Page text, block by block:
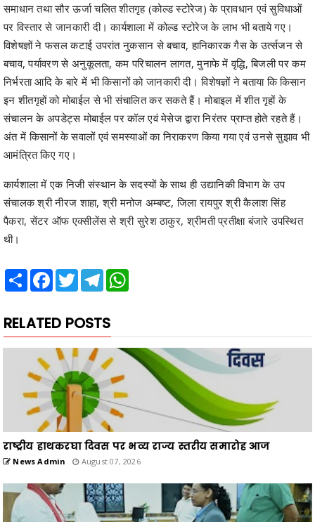
समाधान तथा सौर ऊर्जा चलित शीतगृह (कोल्ड स्टोरेज) के प्रावधान एवं सुविधाओं
पर विस्तार से जानकारी दी। कार्यशाला में कोल्ड स्टोरेज के लाभ भी बताये गए।
विशेषज्ञों ने फसल कटाई उपरांत नुकसान से बचाव, हानिकारक गैस के उर्त्सजन से
बचाव, पर्यावरण से अनुकूलता, कम परिचालन लागत, मुनाफे में वृद्धि, बिजली पर कम
निर्भरता आदि के बारे में भी किसानों को जानकारी दी। विशेषज्ञों ने बताया कि किसान
इन शीतगृहों को मोबाईल से भी संचालित कर सकते हैं। मोबाइल में शीत गृहों के
संचालन के अपडेट्स मोबाईल पर कॉल एवं मेसेज द्वारा निरंतर प्राप्त होते रहते हैं।
अंत में किसानों के सवालों एवं समस्याओं का निराकरण किया गया एवं उनसे सुझाव भी
आमंत्रित किए गए।
कार्यशाला में एक निजी संस्थान के सदस्यों के साथ ही उद्यानिकी विभाग के उप
संचालक श्री नीरज शाहा, श्री मनोज अम्बष्ट, जिला रायपुर श्री कैलाश सिंह
पैकरा, सेंटर ऑफ एक्सीलेंस से श्री सुरेश ठाकुर, श्रीमती प्रतीक्षा बंजारे उपस्थित
थी।
Share Facebook
TwitterTelegram
RELATED POSTS
राष्ट्रीय हाथकरघा दिवस पर भव्य राज्य स्तरीय समारोह आज
News Admin August 07, 2026